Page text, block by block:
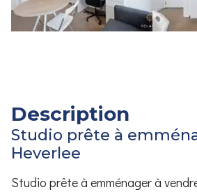
Description
Studio prête à
Heverlee
Studio prête à emménager à